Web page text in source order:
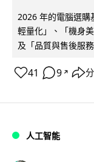
2026 年的電腦選購
輕量化」、「機身
及「品質與售後服
41 9 ↗
人工智能